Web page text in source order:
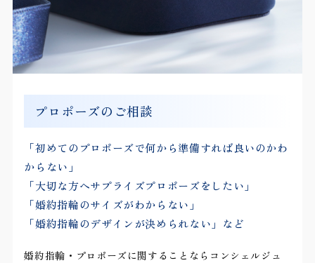
プロポーズのご相談
「初めてのプロポーズで何から準備すれば良いのかわ
からない」
「大切な方へサプライズプロポーズをしたい」
「婚約指輪のサイズがわからない」
「婚約指輪のデザインが決められない」など
婚約指輪・プロポーズに関することならコンシェルジュ